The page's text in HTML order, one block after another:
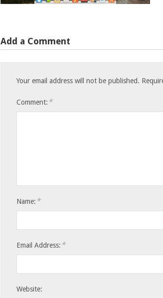
Add a Comment
Your email address will not be published.
Comment: *
Name: *
Email Address: *
Website: